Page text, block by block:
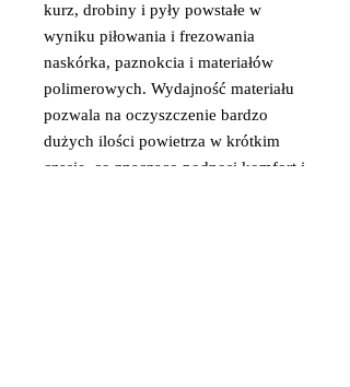
kurz, drobiny i pyły powstałe w
wyniku piłowania i frezowania
naskórka, paznokcia i materiałów
polimerowych. Wydajność materiału
pozwala na oczyszczenie bardzo
dużych ilości powietrza w krótkim
czasie, co znacząco podnosi komfort i